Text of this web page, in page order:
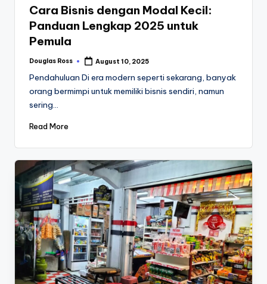
Cara Bisnis dengan Modal Kecil:
Panduan Lengkap 2025 untuk
Pemula
Posted
Douglas Ross August 10, 2025
Pendahuluan Di era modern seperti sekarang, banyak
orang bermimpi untuk memiliki bisnis sendiri, namun
sering…
Read More